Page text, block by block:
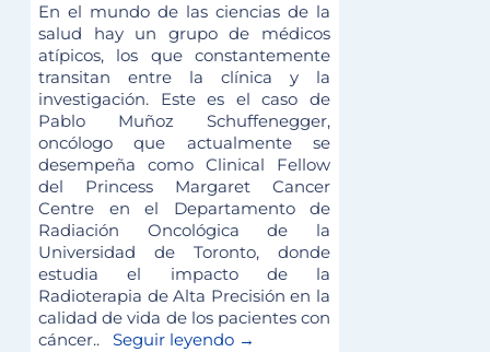
En el mundo de las ciencias de la
salud hay un grupo de médicos
atípicos, los que constantemente
transitan entre la clínica y la
investigación. Este es el caso de
Pablo Muñoz Schuffenegger,
oncólogo que actualmente se
desempeña como Clinical Fellow
del Princess Margaret Cancer
Centre en el Departamento de
Radiación Oncológica de la
Universidad de Toronto, donde
estudia el impacto de la
Radioterapia de Alta Precisión en la
calidad de vida de los pacientes con
cáncer.. Seguir leyendo →